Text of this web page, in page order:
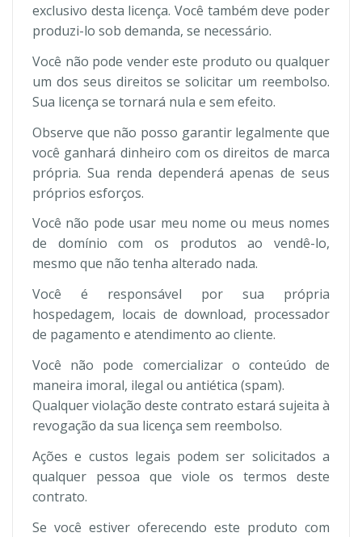
exclusivo desta licença. Você também deve poder
produzi-lo sob demanda, se necessário.
Você não pode vender este produto ou qualquer
um dos seus direitos se solicitar um reembolso.
Sua licença se tornará nula e sem efeito.
Observe que não posso garantir legalmente que
você ganhará dinheiro com os direitos de marca
própria. Sua renda dependerá apenas de seus
próprios esforços.
Você não pode usar meu nome ou meus nomes
de domínio com os produtos ao vendê-lo,
mesmo que não tenha alterado nada.
Você é responsável por sua própria
hospedagem, locais de download, processador
de pagamento e atendimento ao cliente.
Você não pode comercializar o conteúdo de
maneira imoral, ilegal ou antiética (spam).
Qualquer violação deste contrato estará sujeita à
revogação da sua licença sem reembolso.
Ações e custos legais podem ser solicitados a
qualquer pessoa que viole os termos deste
contrato.
Se você estiver oferecendo este produto com